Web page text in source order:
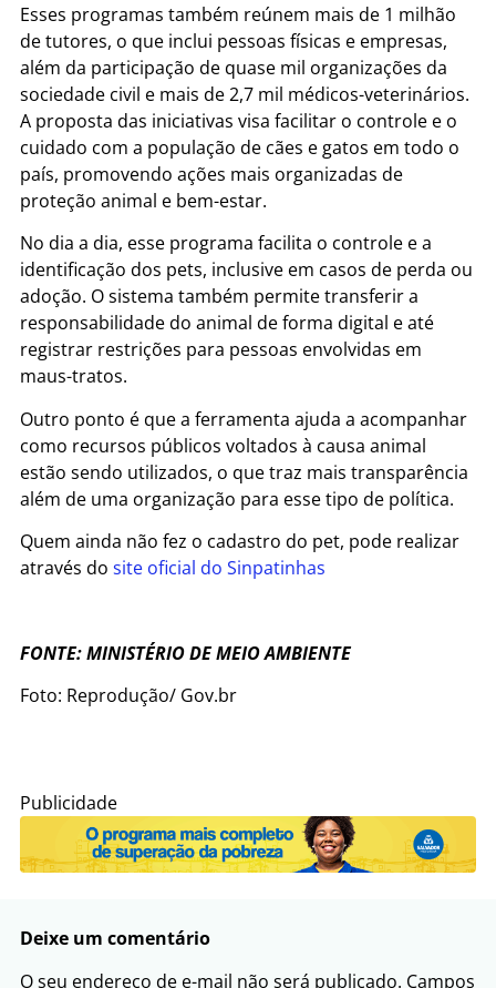
Esses programas também reúnem mais de 1 milhão
de tutores, o que inclui pessoas físicas e empresas,
além da participação de quase mil organizações da
sociedade civil e mais de 2,7 mil médicos-veterinários.
A proposta das iniciativas visa facilitar o controle e o
cuidado com a população de cães e gatos em todo o
país, promovendo ações mais organizadas de
proteção animal e bem-estar.
No dia a dia, esse programa facilita o controle e a
identificação dos pets, inclusive em casos de perda ou
adoção. O sistema também permite transferir a
responsabilidade do animal de forma digital e até
registrar restrições para pessoas envolvidas em
maus-tratos.
Outro ponto é que a ferramenta ajuda a acompanhar
como recursos públicos voltados à causa animal
estão sendo utilizados, o que traz mais transparência
além de uma organização para esse tipo de política.
Quem ainda não fez o cadastro do pet, pode realizar
através do site oficial do Sinpatinhas
FONTE: MINISTÉRIO DE MEIO AMBIENTE
Foto: Reprodução/ Gov.br
Publicidade
Deixe um comentário
O seu endereço de e-mail não será publicado. Campos